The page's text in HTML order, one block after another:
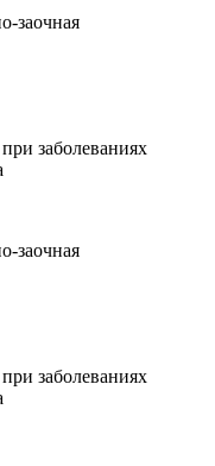
заочная
заболеваниях
заочная
заболеваниях